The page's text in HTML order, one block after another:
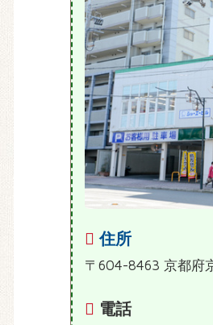
住所
〒604-8463 京都府
電話